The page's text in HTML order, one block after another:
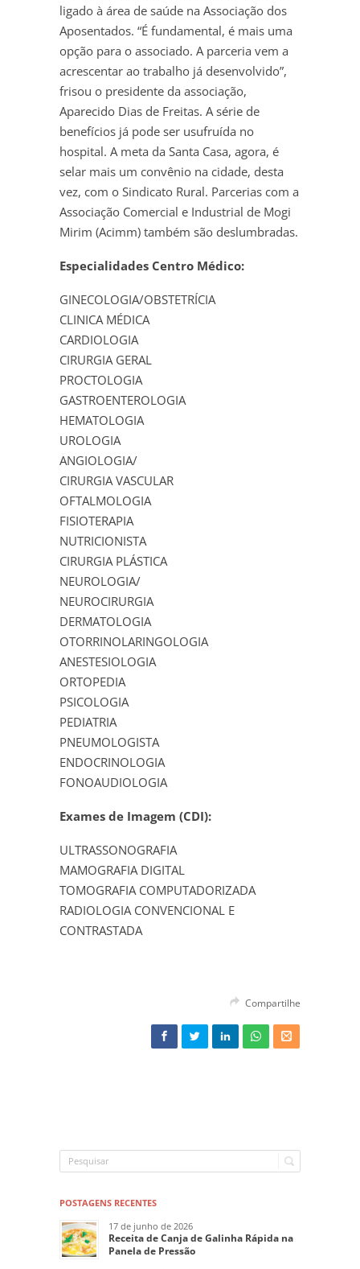
ligado à área de saúde na Associação dos
Aposentados. “É fundamental, é mais uma
opção para o associado. A parceria vem a
acrescentar ao trabalho já desenvolvido”,
frisou o presidente da associação,
Aparecido Dias de Freitas. A série de
benefícios já pode ser usufruída no
hospital. A meta da Santa Casa, agora, é
selar mais um convênio na cidade, desta
vez, com o Sindicato Rural. Parcerias com a
Associação Comercial e Industrial de Mogi
Mirim (Acimm) também são deslumbradas.
Especialidades Centro Médico:
GINECOLOGIA/OBSTETRÍCIA
CLINICA MÉDICA
CARDIOLOGIA
CIRURGIA GERAL
PROCTOLOGIA
GASTROENTEROLOGIA
HEMATOLOGIA
UROLOGIA
ANGIOLOGIA/
CIRURGIA VASCULAR
OFTALMOLOGIA
FISIOTERAPIA
NUTRICIONISTA
CIRURGIA PLÁSTICA
NEUROLOGIA/
NEUROCIRURGIA
DERMATOLOGIA
OTORRINOLARINGOLOGIA
ANESTESIOLOGIA
ORTOPEDIA
PSICOLOGIA
PEDIATRIA
PNEUMOLOGISTA
ENDOCRINOLOGIA
FONOAUDIOLOGIA
Exames de Imagem (CDI):
ULTRASSONOGRAFIA
MAMOGRAFIA DIGITAL
TOMOGRAFIA COMPUTADORIZADA
RADIOLOGIA CONVENCIONAL E
CONTRASTADA
Compartilhe
POSTAGENS RECENTES
17 de junho de 2026
Receita de Canja de Galinha Rápida na
Panela de Pressão